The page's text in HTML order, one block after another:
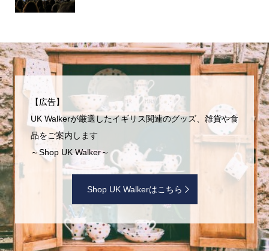
【広告】
UK Walkerが厳選したイギリス関連のグッズ、雑貨や食
品をご案内します
～Shop UK Walker～
Shop UK Walkerはこちら